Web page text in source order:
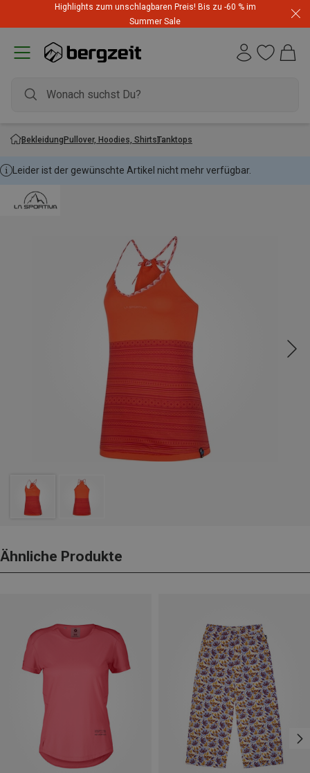
Highlights zum unschlagbaren Preis! Bis zu -60 % im
Summer Sale
BekleidungPullover, Hoodies, ShirtsTanktops
Leider ist der gewünschte Artikel nicht mehr verfügbar.
Ähnliche Produkte